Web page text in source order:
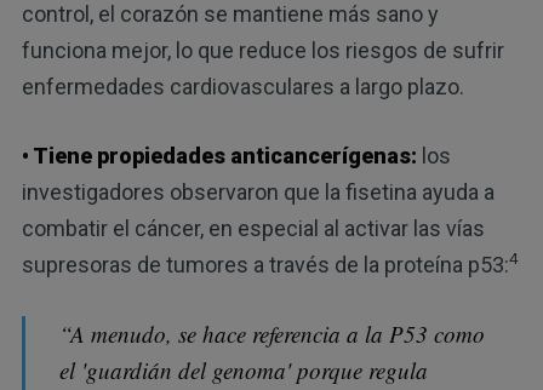
control, el corazón se mantiene más sano y
funciona mejor, lo que reduce los riesgos de sufrir
enfermedades cardiovasculares a largo plazo.
• Tiene propiedades anticancerígenas: los
investigadores observaron que la fisetina ayuda a
combatir el cáncer, en especial al activar las vías
supresoras de tumores a través de la proteína p53:4
“A menudo, se hace referencia a la P53 como
el 'guardián del genoma' porque regula